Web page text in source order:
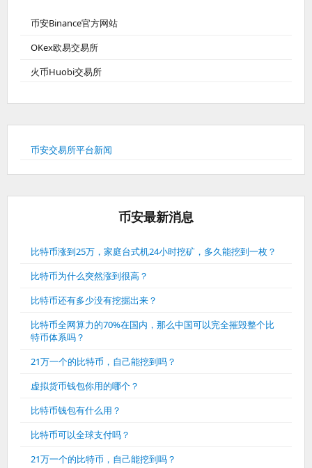
币安Binance官方网站
OKex欧易交易所
火币Huobi交易所
币安交易所平台新闻
币安最新消息
比特币涨到25万，家庭台式机24小时挖矿，多久能挖到一枚？
比特币为什么突然涨到很高？
比特币还有多少没有挖掘出来？
比特币全网算力的70%在国内，那么中国可以完全摧毁整个比
特币体系吗？
21万一个的比特币，自己能挖到吗？
虚拟货币钱包你用的哪个？
比特币钱包有什么用？
比特币可以全球支付吗？
21万一个的比特币，自己能挖到吗？